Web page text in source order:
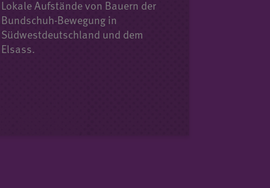
Lokale Aufstände von Bauern der
Bundschuh-Bewegung in
Südwestdeutschland und dem
Elsass.